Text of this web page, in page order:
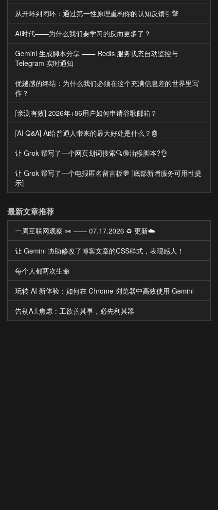
从开环到闭环：通过第一性原理重构你的认知反馈引擎
AI时代——为什么我们要学习的反而更多了？
Gemini 生成脚本分享 —— Redis 服务状态自动监控与
Telegram 实时通知
优越感的终结：为什么我们必须在这个充满信息差的世界里写
作？
[亲测有效] 2026年+86用户如何申请谷歌邮箱？
[AI Q&A] Ai给普通人带来的最大好处是什么？🤖
让 Grok 帮写了一个网页划词搜索🔍🔞油猴脚本?👌
让 Grok 帮写了一个电报匿名留言板💬 [底部新增服务可用性提
示]
最新文章推荐
一周互联网观察 👀 —— 07.17.2026 ♻️ 更新☁️
让 Gemini 协助修改了博客文章的CSS样式，表现感人！
每个人都两次生命
玩转 AI 新体验：如何在 Chrome 浏览器中高效使用 Gemini
告别A.I.焦虑：工欲善其事，必先利其器